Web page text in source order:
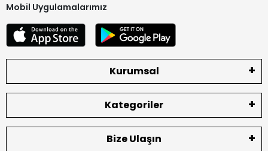
Mobil Uygulamalarımız
Kurumsal
Kategoriler
Bize Ulaşın